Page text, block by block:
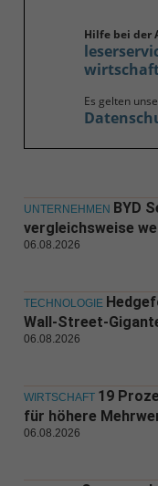
Hilfe bei der
Es gelten
UNTERNEHMEN BYD
vergleichsweise
06.08.2026
TECHNOLOGIE
Wall-Street-
06.08.2026
WIRTSCHAFT 19
für höhere
06.08.2026